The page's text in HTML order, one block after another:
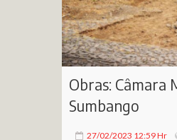
Obras: Câmara
Sumbango
27/02/2023 12:59 Hr